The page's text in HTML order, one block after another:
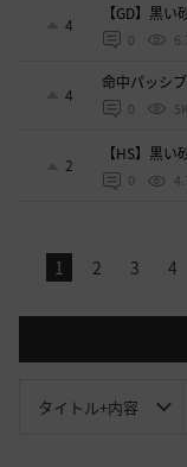
4
【GD】黒
0
4
命中パッシ
0
2
【HS】黒
0
1 2 3 4